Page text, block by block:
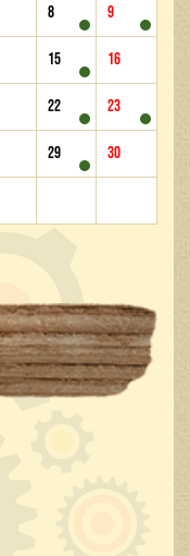
8 9
15 16
22 23
29 30